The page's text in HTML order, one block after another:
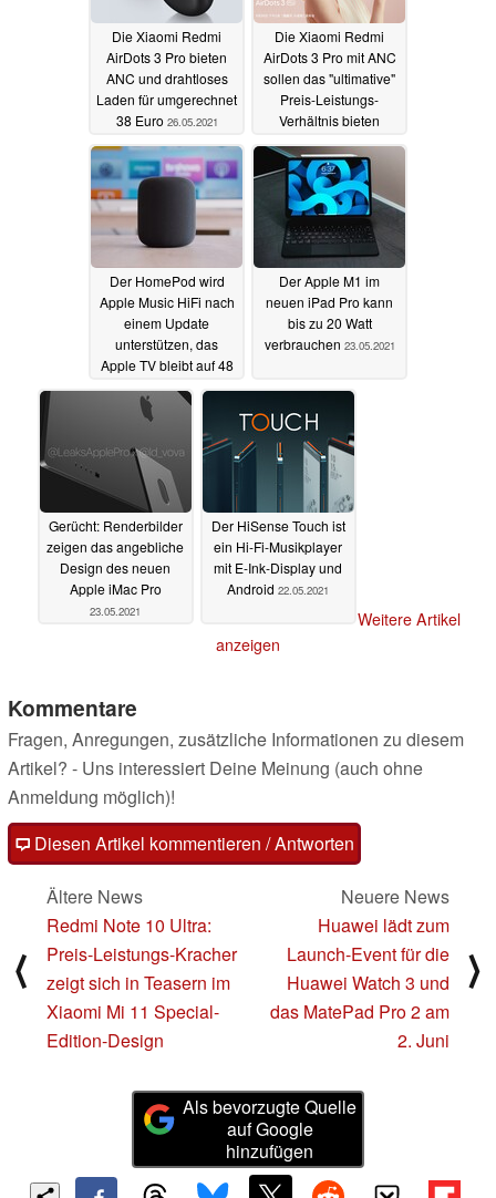
Die Xiaomi Redmi
AirDots 3 Pro bieten
ANC und drahtloses
Laden für umgerechnet
38 Euro 26.05.2021
Die Xiaomi Redmi
AirDots 3 Pro mit ANC
sollen das "ultimative"
Preis-Leistungs-
Verhältnis bieten
25.05.2021
Der HomePod wird
Apple Music HiFi nach
einem Update
unterstützen, das
Apple TV bleibt auf 48
24.05.2021
Der Apple M1 im
neuen iPad Pro kann
bis zu 20 Watt
verbrauchen 23.05.2021
Gerücht: Renderbilder
zeigen das angebliche
Design des neuen
Apple iMac Pro
23.05.2021
Der HiSense Touch ist
ein Hi-Fi-Musikplayer
mit E-Ink-Display und
Android 22.05.2021
Weitere Artikel
anzeigen
Kommentare
Fragen, Anregungen, zusätzliche Informationen zu diesem
Artikel? - Uns interessiert Deine Meinung (auch ohne
Anmeldung möglich)!
Diesen Artikel kommentieren / Antworten
⟨
Ältere News
Redmi Note 10 Ultra:
Preis-Leistungs-Kracher
zeigt sich in Teasern im
Xiaomi Mi 11 Special-
Edition-Design
Neuere News
Huawei lädt zum
Launch-Event für die
Huawei Watch 3 und
das MatePad Pro 2 am
2. Juni
⟩
Als bevorzugte Quelle
auf Google
hinzufügen